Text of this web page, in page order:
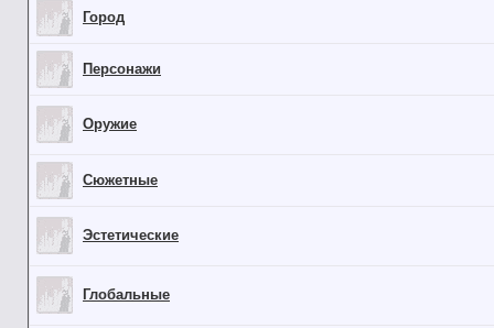
Город
Персонажи
Оружие
Сюжетные
Эстетические
Глобальные